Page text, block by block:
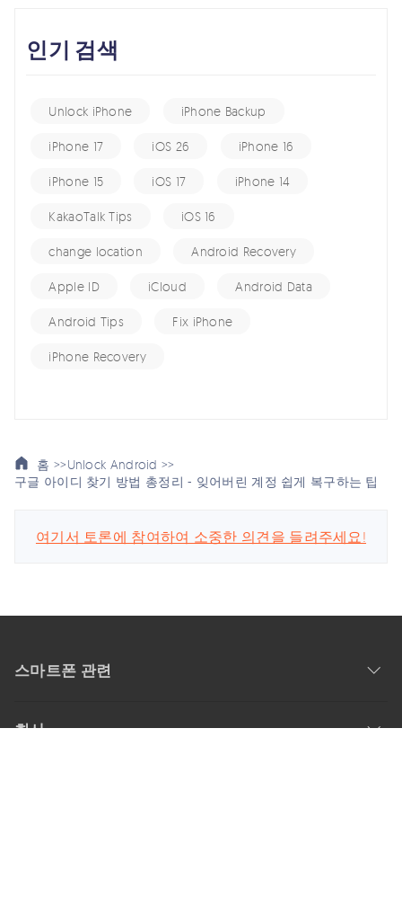
인기 검색
Unlock iPhone iPhone Backup
iPhone 17 iOS 26 iPhone 16
iPhone 15 iOS 17 iPhone 14
KakaoTalk Tips iOS 16
change location Android Recovery
Apple ID iCloud Android Data
Android Tips Fix iPhone
iPhone Recovery
홈 >>Unlock Android >>
구글 아이디 찾기 방법 총정리 - 잊어버린 계정 쉽게 복구하는 팁
여기서 토론에 참여하여 소중한 의견을 들려주세요!
스마트폰 관련
회사